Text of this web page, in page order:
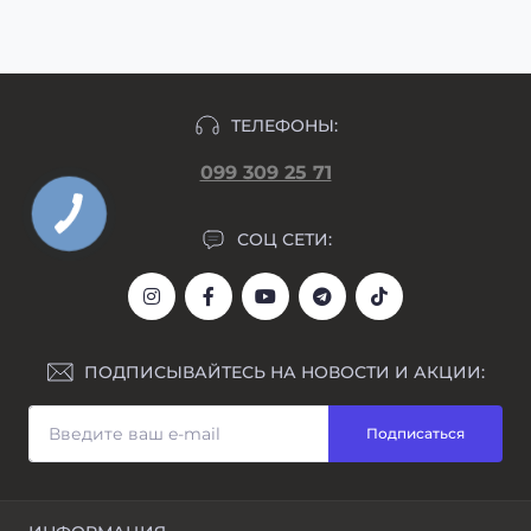
ТЕЛЕФОНЫ:
099 309 25 71
СОЦ СЕТИ:
ПОДПИСЫВАЙТЕСЬ НА НОВОСТИ И АКЦИИ:
Подписаться